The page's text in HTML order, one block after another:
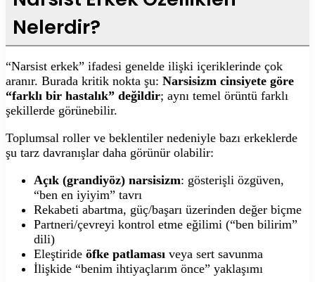
Nelerdir?
“Narsist erkek” ifadesi genelde ilişki içeriklerinde çok
aranır. Burada kritik nokta şu: Narsisizm cinsiyete göre
“farklı bir hastalık” değildir; aynı temel örüntü farklı
şekillerde görünebilir.
Toplumsal roller ve beklentiler nedeniyle bazı erkeklerde
şu tarz davranışlar daha görünür olabilir:
Açık (grandiyöz) narsisizm: gösterişli özgüven,
“ben en iyiyim” tavrı
Rekabeti abartma, güç/başarı üzerinden değer biçme
Partneri/çevreyi kontrol etme eğilimi (“ben bilirim”
dili)
Eleştiride öfke patlaması veya sert savunma
İlişkide “benim ihtiyaçlarım önce” yaklaşımı